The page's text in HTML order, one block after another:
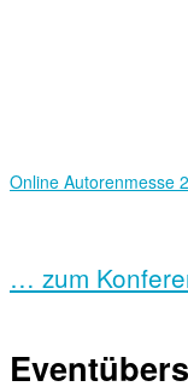
Online Autorenmesse
… zum